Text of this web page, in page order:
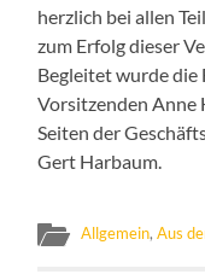
herzlich bei allen
zum Erfolg dieser
Begleitet wurde
Vorsitzenden Anne
Seiten der
Gert Harbaum.
Allgemein,Aus